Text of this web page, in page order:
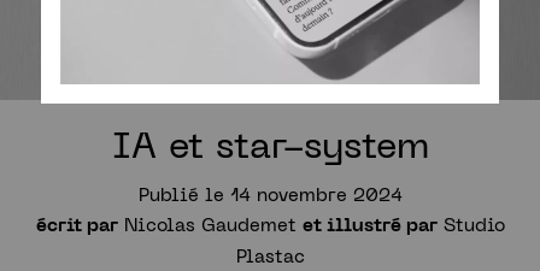
IA et star-system
Publié le 14 novembre 2024
écrit par Nicolas Gaudemet et illustré parStudio
Plastac